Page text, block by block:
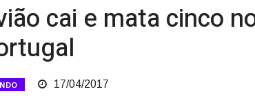
cai e mata cinco
17/04/2017